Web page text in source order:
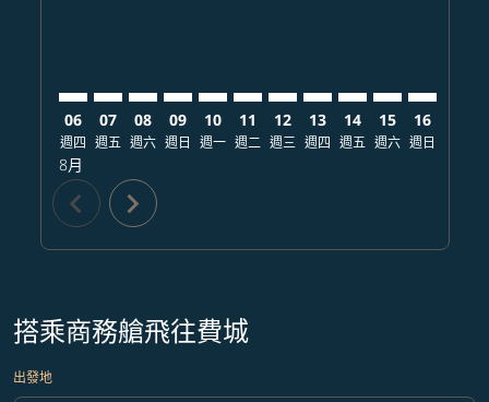
06
週四
8月
07
週五
08
週六
09
週日
10
週一
11
週二
12
週三
13
週四
14
週五
15
週六
16
週日
chevron_left chevron_right
搭乘商務艙飛往費城
出發地